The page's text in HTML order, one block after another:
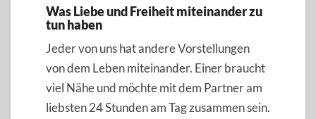
Was Liebe und Freiheit miteinander zu
tun haben
Jeder von uns hat andere Vorstellungen
von dem Leben miteinander. Einer braucht
viel Nähe und möchte mit dem Partner am
liebsten 24 Stunden am Tag zusammen sein.